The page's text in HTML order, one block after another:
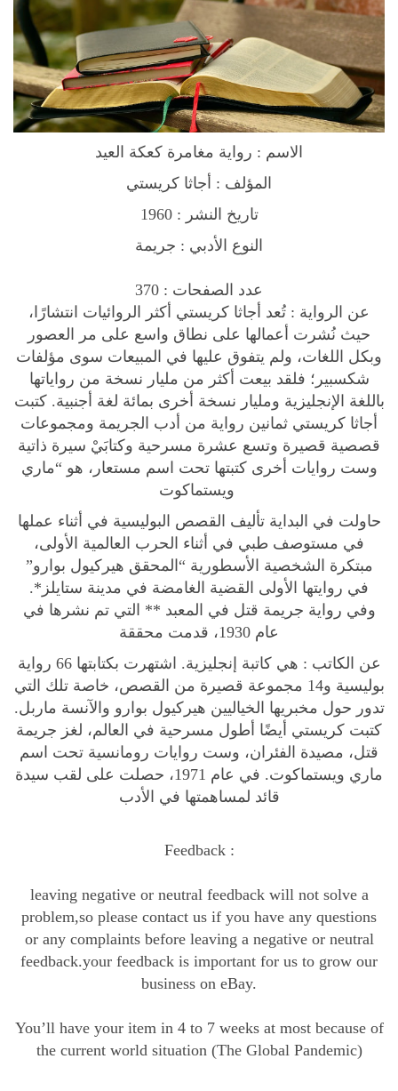
r
i
s
t
m
n
g
N
o
v
e
l
ر
ي
ة
م
غ
ر
ة
ك
ع
ك
ة
د
q
u
a
i
t
الاسم : رواية مغامرة كعكة العيد
المؤلف : أجاثا كريستي
تاريخ النشر : 1960
النوع الأدبي : جريمة
عدد الصفحات : 370
عن الرواية : تُعد أجاثا كريستي أكثر الروائيات انتشارًا،
حيث نُشرت أعمالها على نطاق واسع على مر العصور
وبكل اللغات، ولم يتفوق عليها في المبيعات سوى مؤلفات
شكسبير؛ فلقد بيعت أكثر من مليار نسخة من رواياتها
باللغة الإنجليزية ومليار نسخة أخرى بمائة لغة أجنبية. كتبت
أجاثا كريستي ثمانين رواية من أدب الجريمة ومجموعات
قصصية قصيرة وتسع عشرة مسرحية وكتابَيْ سيرة ذاتية
وست روايات أخرى كتبتها تحت اسم مستعار، هو “ماري
حاولت في البداية تأليف القصص البوليسية في أثناء عملها
في مستوصف طبي في أثناء الحرب العالمية الأولى،
مبتكرة الشخصية الأسطورية “المحقق هيركيول بوارو”
في روايتها الأولى القضية الغامضة في مدينة ستايلز*.
وفي رواية جريمة قتل في المعبد ** التي تم نشرها في
عام 1930، قدمت محققة
عن الكاتب :
هي كاتبة إنجليزية. اشتهرت بكتابتها 66 رواية
بوليسية و14 مجموعة قصيرة من القصص، خاصة تلك التي
تدور حول مخبريها الخياليين هيركيول بوارو والآنسة ماربل.
كتبت كريستي أيضًا أطول مسرحية في العالم، لغز جريمة
قتل، مصيدة الفئران، وست روايات رومانسية تحت اسم
ماري ويستماكوت. في عام 1971، حصلت على لقب سيدة
قائد لمساهمتها في الأدب
Feedback :
leaving negative or neutral feedback will not solve a
problem,so please contact us if you have any questions
or any complaints before leaving a negative or neutral
feedback.your feedback is important for us to grow our
business on eBay.
You’ll have your item in 4 to 7 weeks at most because of
the current world situation (The Global Pandemic)